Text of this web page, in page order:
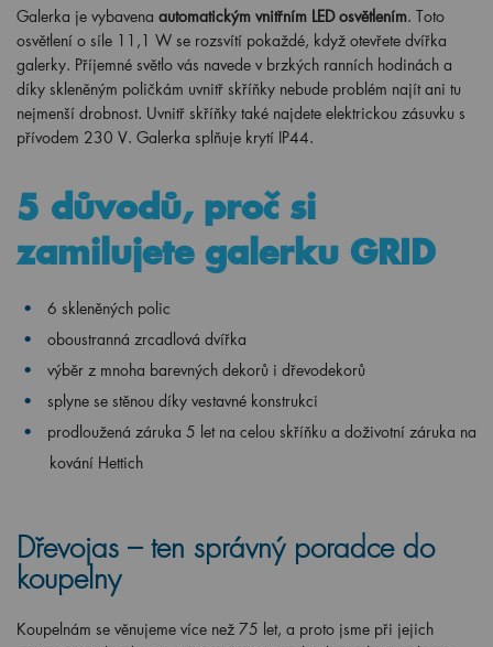
Galerka je vybavena automatickým vnitřním LED osvětlením. Toto
osvětlení o síle 11,1 W se rozsvítí pokaždé, když otevřete dvířka
galerky. Příjemné světlo vás navede v brzkých ranních hodinách a
díky skleněným poličkám uvnitř skříňky nebude problém najít ani tu
nejmenší drobnost. Uvnitř skříňky také najdete elektrickou zásuvku s
přívodem 230 V. Galerka splňuje krytí IP44.
5 důvodů, proč si
zamilujete galerku GRID
6 skleněných polic
oboustranná zrcadlová dvířka
výběr z mnoha barevných dekorů i dřevodekorů
splyne se stěnou díky vestavné konstrukci
prodloužená záruka 5 let na celou skříňku a doživotní záruka na
kování Hettich
Dřevojas – ten správný poradce do
koupelny
Koupelnám se věnujeme více než 75 let, a proto jsme při jejich